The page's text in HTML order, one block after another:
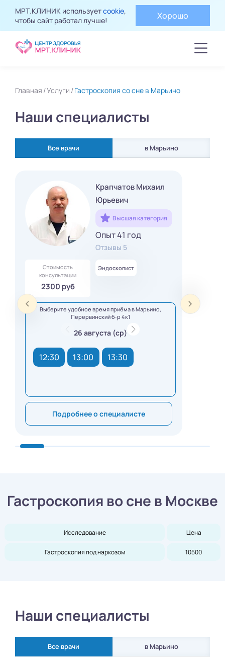
МРТ.КЛИНИК используетcookie,
чтобы сайт работал лучше!
Хорошо
Главная Услуги Гастроскопия со сне в Марьино
Наши специалисты
Все врачи в Марьино
Крапчатов Михаил
Юрьевич
Высшая категория
Опыт 41 год
Отзывы 5
Стоимость
консультации
2300 руб
Эндоскопист
Выберите удобное время приёма в Марьино,
Перервинский б-р 4к1
26 августа (ср)
12:30 13:00 13:30
Подробнее о специалисте
Гастроскопия во сне в Москве
Исследование Цена
Гастроскопия под наркозом 10500
Наши специалисты
Все врачи в Марьино